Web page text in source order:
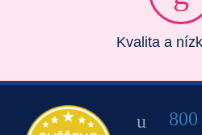
Kvalita a